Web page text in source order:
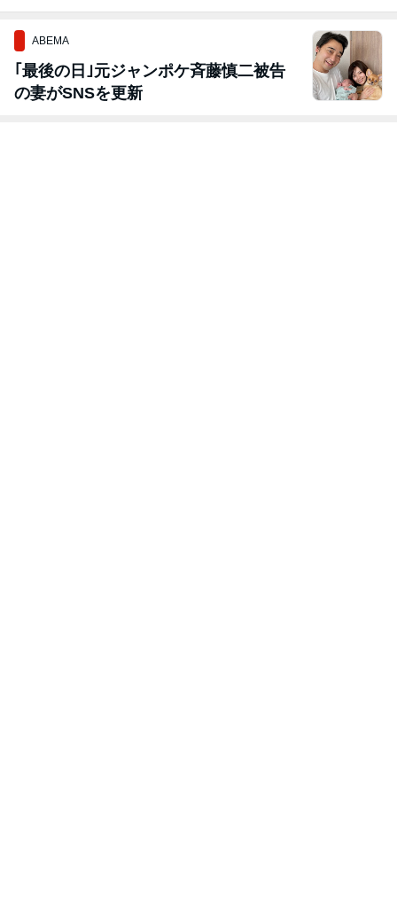
ABEMA
｢最後の日｣元ジャンポケ斉藤慎二被告
の妻がSNSを更新